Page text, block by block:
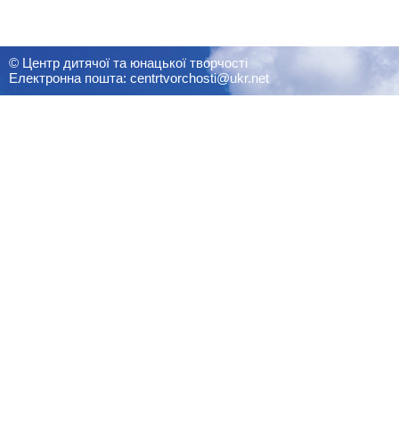
© Центр дитячої та юнацької творчості
Електронна пошта: centrtvorchosti@ukr.net